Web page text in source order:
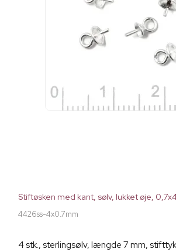
Stiftøsken med kant, sølv, lukket øje,
4426ss-4x0.7mm
4 stk., sterlingsølv, længde 7 mm,